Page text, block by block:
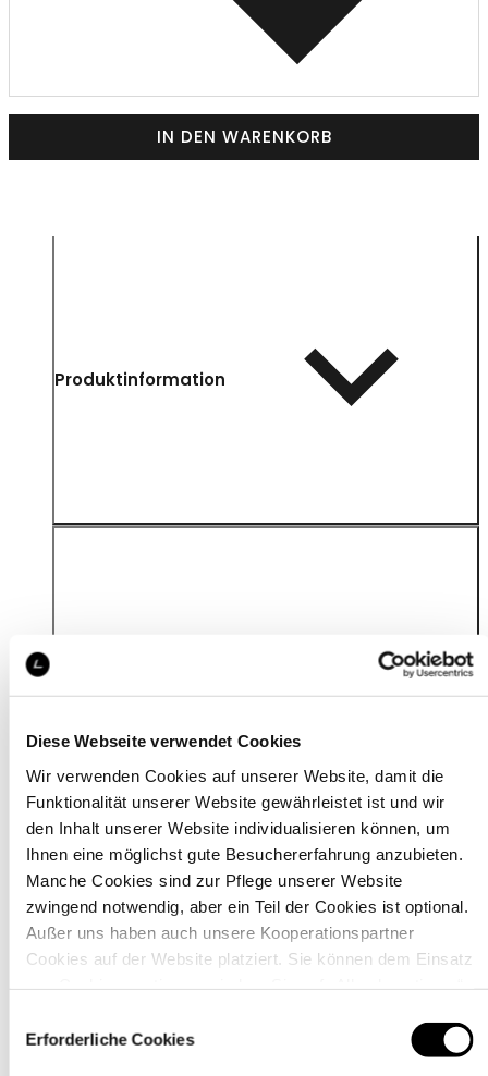
Diese Webseite verwendet Cookies
Wir verwenden Cookies auf unserer Website, damit die
Funktionalität unserer Website gewährleistet ist und wir
den Inhalt unserer Website individualisieren können, um
Ihnen eine möglichst gute Besuchererfahrung anzubieten.
Manche Cookies sind zur Pflege unserer Website
zwingend notwendig, aber ein Teil der Cookies ist optional.
Außer uns haben auch unsere Kooperationspartner
Cookies auf der Website platziert. Sie können dem Einsatz
über den Link „Cookie-Einstellungen
Erforderliche Cookies
IN DEN WARENKORB
Produktinformation